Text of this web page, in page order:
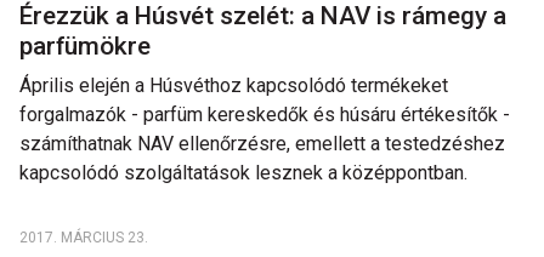
Érezzük a Húsvét szelét: a NAV is rámegy a
parfümökre
Április elején a Húsvéthoz kapcsolódó termékeket
forgalmazók - parfüm kereskedők és húsáru értékesítők -
számíthatnak NAV ellenőrzésre, emellett a testedzéshez
kapcsolódó szolgáltatások lesznek a középpontban.
2017. MÁRCIUS 23.